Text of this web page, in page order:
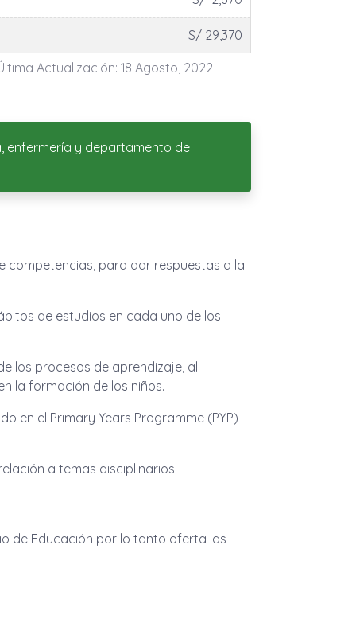
S/ 29,370
Actualización: 18 Agosto, 2022
enfermería y departamento de
competencias, para dar respuestas a la
de estudios en cada uno de los
los procesos de aprendizaje, al
la formación de los niños.
en el Primary Years Programme (PYP)
a temas disciplinarios.
de Educación por lo tanto oferta las